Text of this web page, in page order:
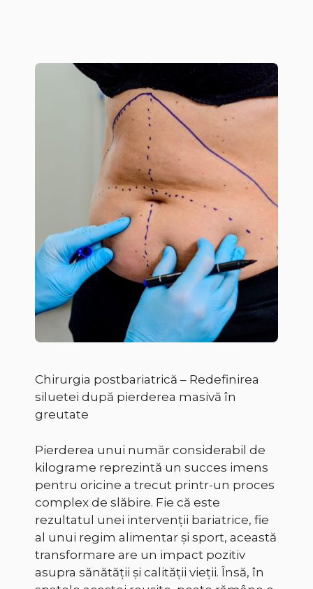
Chirurgia postbariatrică – Redefinirea
siluetei după pierderea masivă în
greutate
Pierderea unui număr considerabil de
kilograme reprezintă un succes imens
pentru oricine a trecut printr-un proces
complex de slăbire. Fie că este
rezultatul unei intervenții bariatrice, fie
al unui regim alimentar și sport, această
transformare are un impact pozitiv
asupra sănătății și calității vieții. Însă, în